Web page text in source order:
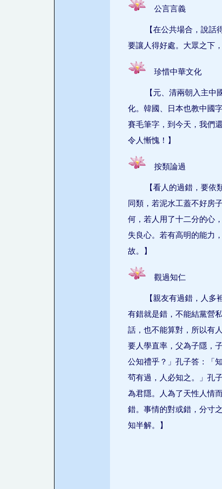
公言言義
【在公共場合，說
要讓人得好處。大眾之下
珍惜中華文化
【元、清兩朝入主
化。韓國、日本也教中國
賽毛筆字，到今天，我們
令人慚愧！】
按類論過
【看人的過錯，要
同類，若泥水工蓋不好房
何，若人用了十二分的心
失良心。若有高明的能力
故。】
觀過知仁
【親友有過錯，人
有錯就是錯，不能結黨營
話，也不能算對，所以有
要人學直率，父為子隱，
公知禮乎？」孔子答：「
茍有過，人必知之。」孔
為君隱。人為了天性人情
錯。事情的對或錯，分寸
知半解。】